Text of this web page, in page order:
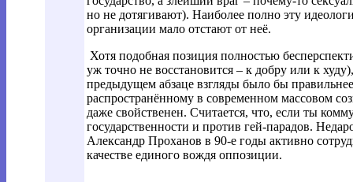
но не дотягивают). Наиболее полно эту
организации мало отстают от неё.
Хотя подобная позиция полностью
уж точно не восстановится – к добру или к
предыдущем абзаце взгляды было бы
распространённому в современном массовом
даже свойственен. Считается, что, если ты
государственности и против гей-парадов.
Александр Проханов в 90-е годы активно
качестве единого вождя оппозиции.